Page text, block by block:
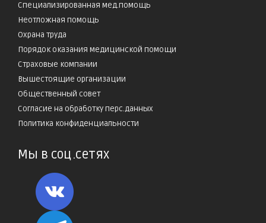
Специализированная мед.помощь
Неотложная помощь
Охрана труда
Порядок оказания медицинской помощи
Страховые компании
Вышестоящие организации
Общественный совет
Согласие на обработку перс.данных
Политика конфиденциальности
Мы в соц.сетях